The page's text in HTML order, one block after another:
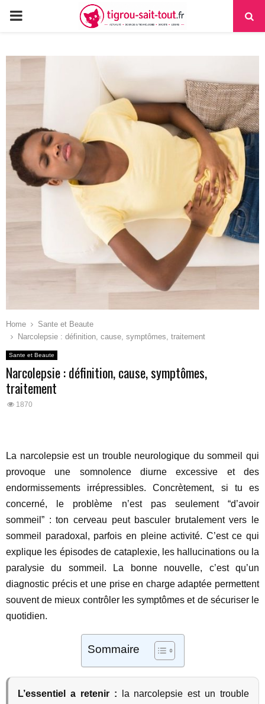
PRIMARY
Home
Sante et Beaute
Narcolepsie : définition, cause, symptômes, traitement
Sante et Beaute
Narcolepsie : définition, cause, symptômes,
traitement
1870
La narcolepsie est un trouble neurologique du sommeil qui
provoque une somnolence diurne excessive et des
endormissements irrépressibles. Concrètement, si tu es
concerné, le problème n’est pas seulement “d’avoir
sommeil” : ton cerveau peut basculer brutalement vers le
sommeil paradoxal, parfois en pleine activité. C’est ce qui
explique les épisodes de cataplexie, les hallucinations ou la
paralysie du sommeil. La bonne nouvelle, c’est qu’un
diagnostic précis et une prise en charge adaptée permettent
souvent de mieux contrôler les symptômes et de sécuriser le
quotidien.
Sommaire
L’essentiel a retenir : la narcolepsie est un trouble